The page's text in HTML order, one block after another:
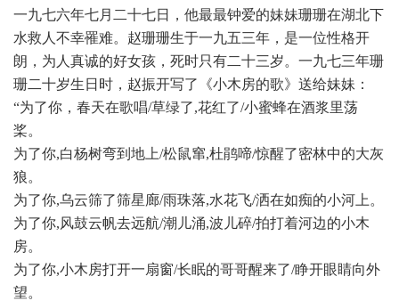
一九七六年七月二十七日，他最最钟爱的妹妹珊珊在湖北下
水救人不幸罹难。赵珊珊生于一九五三年，是一位性格开
朗，为人真诚的好女孩，死时只有二十三岁。一九七三年珊
珊二十岁生日时，赵振开写了《小木房的歌》送给妹妹：
“为了你，春天在歌唱/草绿了,花红了/小蜜蜂在酒浆里荡
桨。
为了你,白杨树弯到地上/松鼠窜,杜鹃啼/惊醒了密林中的大灰
狼。
为了你,乌云筛了筛星廊/雨珠落,水花飞/洒在如痴的小河上。
为了你,风鼓云帆去远航/潮儿涌,波儿碎/拍打着河边的小木
房。
为了你,小木房打开一扇窗/长眠的哥哥醒来了/睁开眼睛向外
望。